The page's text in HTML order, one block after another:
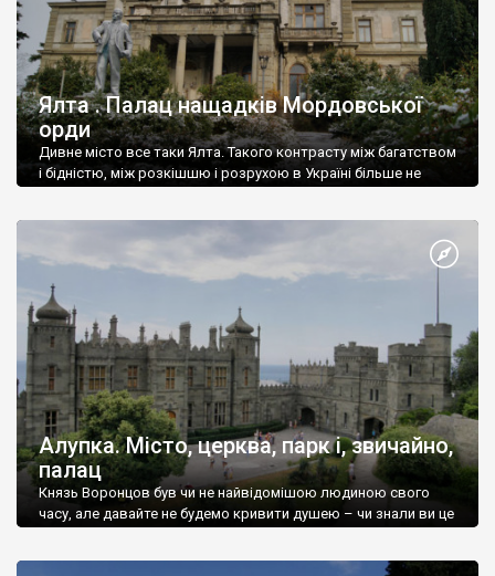
Ялта . Палац нащадків Мордовської
орди
Дивне місто все таки Ялта. Такого контрасту між багатством
і бідністю, між розкішшю і розрухою в Україні більше не
Алупка. Місто, церква, парк і, звичайно,
палац
Князь Воронцов був чи не найвідомішою людиною свого
часу, але давайте не будемо кривити душею – чи знали ви це